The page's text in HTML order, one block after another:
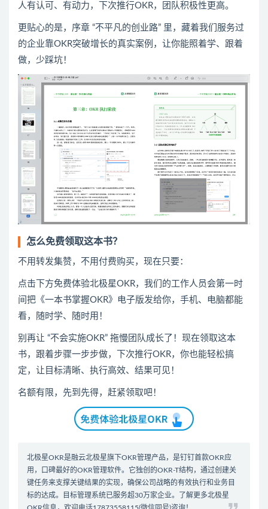
人有认可、有动力，下次推行OKR，团队积极性更高。
更贴心的是，序章 “不平凡的创业路” 里，藏着我们服务过
的企业靠OKR突破增长的真实案例，让你能照着学、跟着
做，少踩坑！
怎么免费领取这本书？
不用转发集赞，不用付费购买，现在只要：
点击下方免费体验北极星OKR​， 我们的工作人员会第一时
间把《一本书掌握OKR》电子版发给你，手机、电脑都能
看，随时学、随时用！
别再让 “不会实施OKR” 拖慢团队成长了！现在领取这本
书，跟着步骤一步步做，下次推行OKR，你也能轻松搞
定，让目标清晰、执行高效、结果可见！
名额有限，先到先得，赶紧领取吧！
北极星OKR是融云北极星旗下OKR管理产品，是钉钉首款OKR应
用 ，口碑最好的OKR管理软件。它独创的OKR-T结构，通过创建关
键任务来支撑关键结果的实现，确保公司战略的有效执行和业务目
标的达成。
目标管理系统已服务超30万家企业。了解更多北极星